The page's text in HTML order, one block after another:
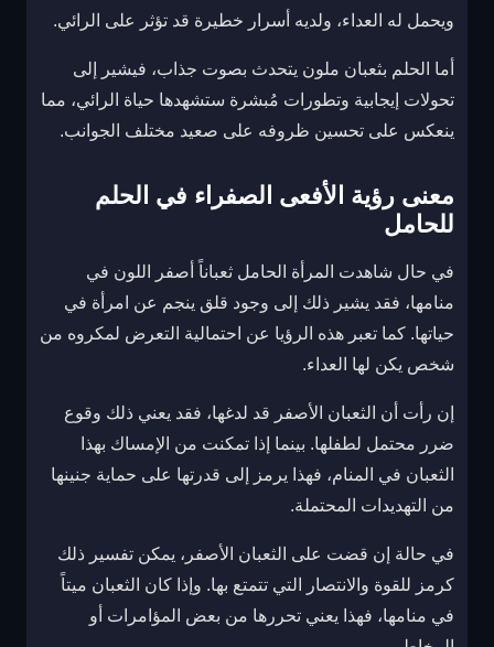
ويحمل له العداء، ولديه أسرار خطيرة قد تؤثر على الرائي.
أما الحلم بثعبان ملون يتحدث بصوت جذاب، فيشير إلى
تحولات إيجابية وتطورات مُبشرة ستشهدها حياة الرائي، مما
ينعكس على تحسين ظروفه على صعيد مختلف الجوانب.
معنى رؤية الأفعى الصفراء في الحلم
للحامل
في حال شاهدت المرأة الحامل ثعباناً أصفر اللون في
منامها، فقد يشير ذلك إلى وجود قلق ينجم عن امرأة في
حياتها. كما تعبر هذه الرؤيا عن احتمالية التعرض لمكروه من
شخص يكن لها العداء.
إن رأت أن الثعبان الأصفر قد لدغها، فقد يعني ذلك وقوع
ضرر محتمل لطفلها. بينما إذا تمكنت من الإمساك بهذا
الثعبان في المنام، فهذا يرمز إلى قدرتها على حماية جنينها
من التهديدات المحتملة.
في حالة إن قضت على الثعبان الأصفر، يمكن تفسير ذلك
كرمز للقوة والانتصار التي تتمتع بها. وإذا كان الثعبان ميتاً
في منامها، فهذا يعني تحررها من بعض المؤامرات أو